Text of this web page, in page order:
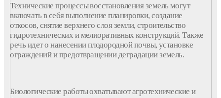
Технические процессы восстановленияземельмогут
включать в себя выполнение планировки, создание
откосов, снятие верхнего слояземли,строительство
гидротехнических и мелиоративных конструкций. Также
речь идет о нанесении плодороднойпочвы, установке
ограждений и предотвращении деградацииземель.
Биологические работы охватывают агротехнические и